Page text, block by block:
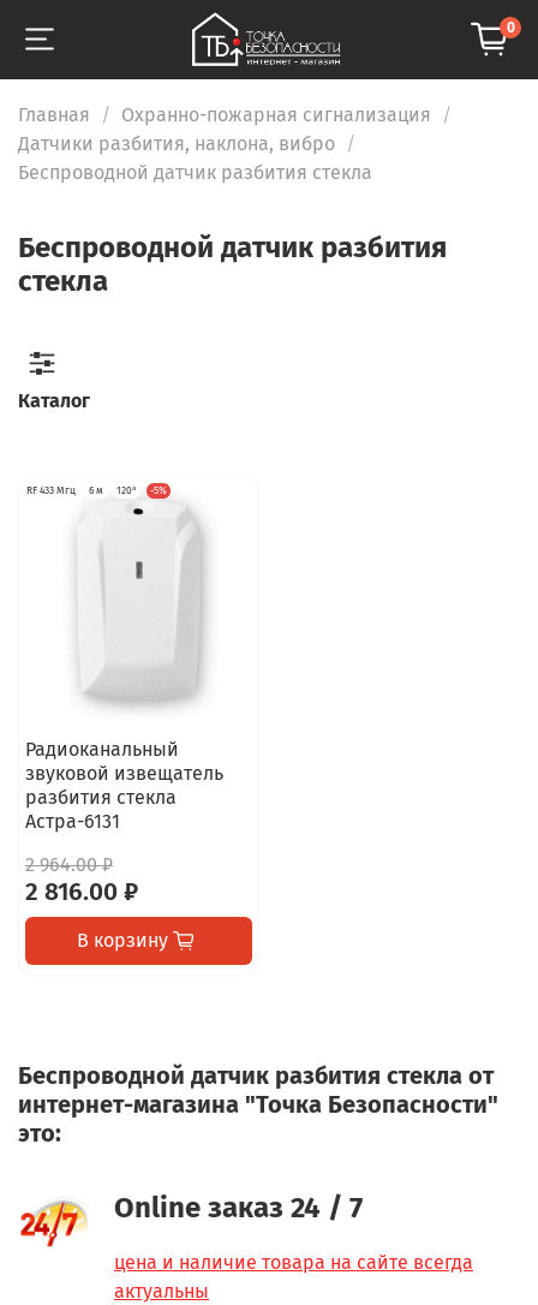
0
Главная
Охранно-пожарная сигнализация
Датчики разбития, наклона, вибро
Беспроводной датчик разбития стекла
Беспроводной датчик разбития
стекла
RF 433 Мгц 6 м 120° -5%
Радиоканальный
звуковой извещатель
разбития стекла
Астра-6131
2 964.00 ₽
2 816.00 ₽
В корзину
Беспроводной датчик разбития стекла от
интернет-магазина "Точка Безопасности"
это:
Online заказ 24 / 7
цена и наличие товара на сайте всегда
актуальны
Каталог